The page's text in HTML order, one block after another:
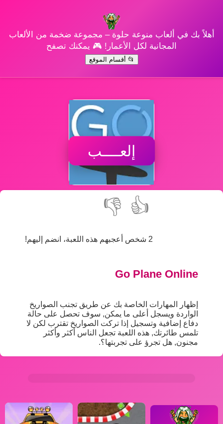
أهلاً بك في ألعاب منوعة حلوة – مجموعة ضخمة من الألعاب
المجانية لكل الأعمار! 🎮 يمكنك تصفح
📂 أقسام الموقع
إلعــــب
👍
👎
2 شخص أعجبهم هذه اللعبة، انضم إليهم!
Go Plane Online
إظهار المهارات الخاصة بك عن طريق تجنب الصواريخ
الواردة ويسجل أعلى ما يمكن, سوف تحصل على حالة
دفاع إضافية وتسجيل إذا تركت الصواريخ تقترب لكن لا
تلمس طائرتك, هذه اللعبة تجعل الناس أكثر وأكثر
مجنون, هل تجرؤ على تجربتها؟.